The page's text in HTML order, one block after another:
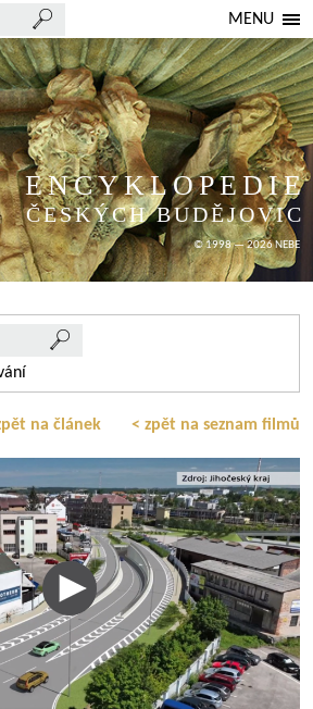
MENU
ENCYKLOPEDIE
ČESKÝCH BUDĚJOVIC
© 1998 — 2026 NEBE
na článek < zpět na seznam filmů